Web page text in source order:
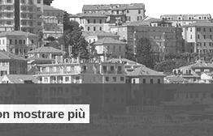
mostrare più